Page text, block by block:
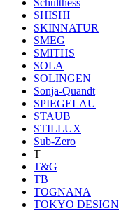
SHISHI
SKINNATUR
SMEG
SMITHS
SOLA
SOLINGEN
Sonja-Quandt
SPIEGELAU
STAUB
STILLUX
Sub-Zero
T
T&G
TB
TOGNANA
TOKYO DESIGN